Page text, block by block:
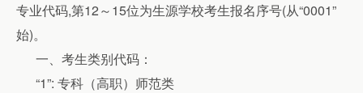
专业代码,第12～15位为生源学校考生报名序号(从“0001”
始)。
一、考生类别代码：
“1”: 专科（高职）师范类